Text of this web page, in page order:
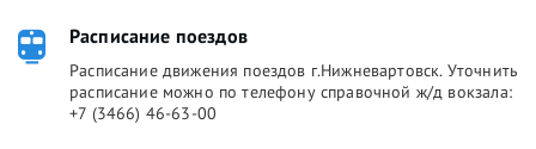
Расписание поездов
Расписание движения поездов г.Нижневартовск. Уточнить
расписание можно по телефону справочной ж/д вокзала:
+7 (3466) 46-63-00